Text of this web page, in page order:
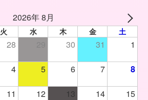
2026年 8月
火 水 木 金 土
28 30 31 1
4 5 6 7 8
11 12 13 14 15